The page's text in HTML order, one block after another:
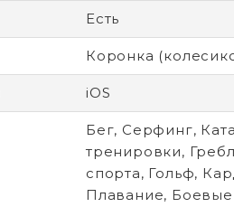
Есть
Коронка
iOS
Бег, Серфинг,
тренировки,
спорта, Гольф,
Плавание, Боевые